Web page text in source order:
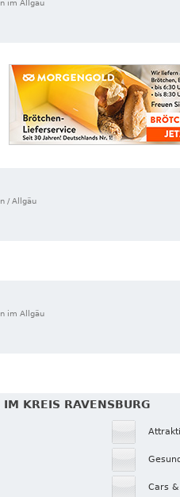
im Allgäu
/ Allgäu
im Allgäu
KREIS RAVENSBURG
Cars